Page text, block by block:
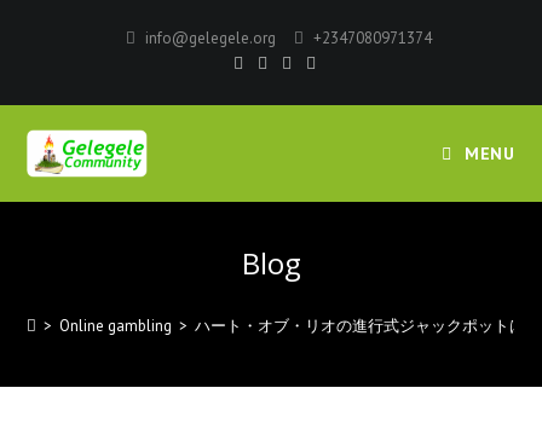
info@gelegele.org +2347080971374
MENU
Blog
> Online gambling > ハート・オブ・リオの進行式ジャックポットは